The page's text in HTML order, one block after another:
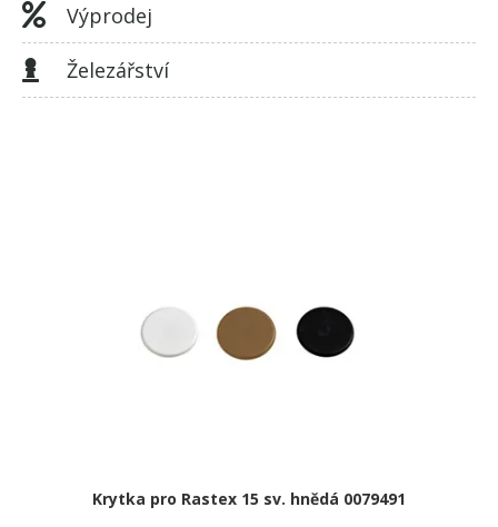
Výprodej
Železářství
Krytka pro Rastex 15 sv. hnědá 0079491